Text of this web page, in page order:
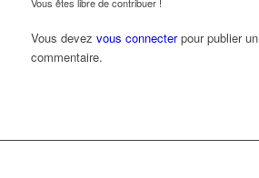
Vous devez vous connecterpour publier un
commentaire.